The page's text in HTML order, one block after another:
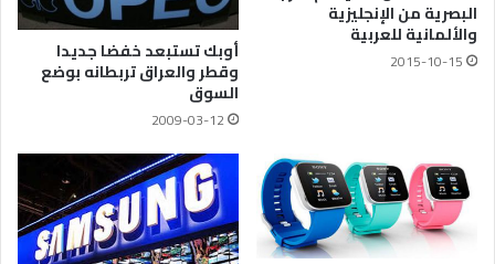
البصرية من الإنجليزية
والألمانية للعربية
2015-10-15 أوبك تستبعد خفضا جديدا
وقطر والعراق تربطانه بوضع
السوق
2009-03-12